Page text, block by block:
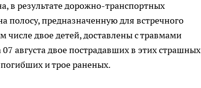
в результате дорожно-транспортных
полосу, предназначенную для встречного
числе двое детей, доставлены с травмами
августа двое пострадавших в этих страшных
и трое раненых.